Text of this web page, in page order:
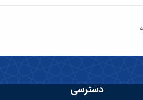
دسترسی